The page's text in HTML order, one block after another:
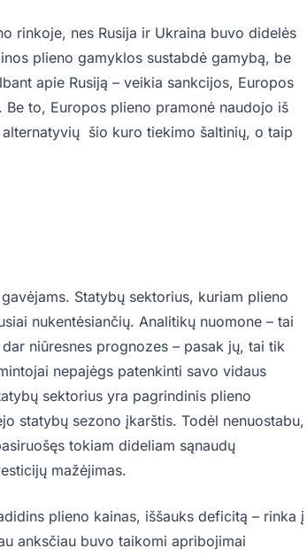
rinkoje, nes Rusija ir Ukraina buvo didelės
plieno gamyklos sustabdė gamybą, be
apie Rusiją – veikia sankcijos, Europos
to, Europos plieno pramonė naudojo iš
šio kuro tiekimo šaltinių, o taip
Statybų sektorius, kuriam plieno
nukentėsiančių. Analitikų nuomone – tai
niūresnes prognozes – pasak jų, tai tik
nepajėgs patenkinti savo vidaus
sektorius yra pagrindinis plieno
statybų sezono įkarštis. Todėl nenuostabu,
tokiam dideliam sąnaudų
mažėjimas.
plieno kainas, iššauks deficitą – rinka į
anksčiau buvo taikomi apribojimai